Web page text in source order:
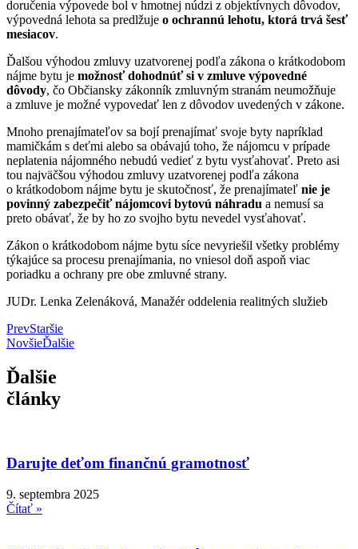
doručenia výpovede bol v hmotnej núdzi z objektívnych dôvodov,
výpovedná lehota sa predlžuje o ochrannú lehotu, ktorá trvá šesť
mesiacov.
Ďalšou výhodou zmluvy uzatvorenej podľa zákona o krátkodobom
nájme bytu je možnosť dohodnúť si v zmluve výpovedné
dôvody, čo Občiansky zákonník zmluvným stranám neumožňuje
a zmluve je možné vypovedať len z dôvodov uvedených v zákone.
Mnoho prenajímateľov sa bojí prenajímať svoje byty napríklad
mamičkám s deťmi alebo sa obávajú toho, že nájomcu v prípade
neplatenia nájomného nebudú vedieť z bytu vysťahovať. Preto asi
tou najväčšou výhodou zmluvy uzatvorenej podľa zákona
o krátkodobom nájme bytu je skutočnosť, že prenajímateľ nie je
povinný zabezpečiť nájomcovi bytovú náhradu a nemusí sa
preto obávať, že by ho zo svojho bytu nevedel vysťahovať.
Zákon o krátkodobom nájme bytu síce nevyriešil všetky problémy
týkajúce sa procesu prenajímania, no vniesol doň aspoň viac
poriadku a ochrany pre obe zmluvné strany.
JUDr. Lenka Zelenáková, Manažér oddelenia realitných služieb
PrevStaršie
NovšieĎalšie
Ďalšie
články
Darujte deťom finančnú gramotnosť
9. septembra 2025
Čítať »